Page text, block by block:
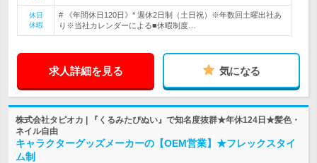
休日
休暇
# 《年間休日120日》* 週休2日制（土日祝）※年数回土曜出社あ
り※当社カレンダーによる■休暇制度…
求人詳細を見る 気になる
株式会社タピオカ | 『くるみたぴぬい』で知名度抜群★年休124日★髪色・
ネイル自由
キャラクターグッズメーカーの【OEM営業】★フレックスタイ
ム制